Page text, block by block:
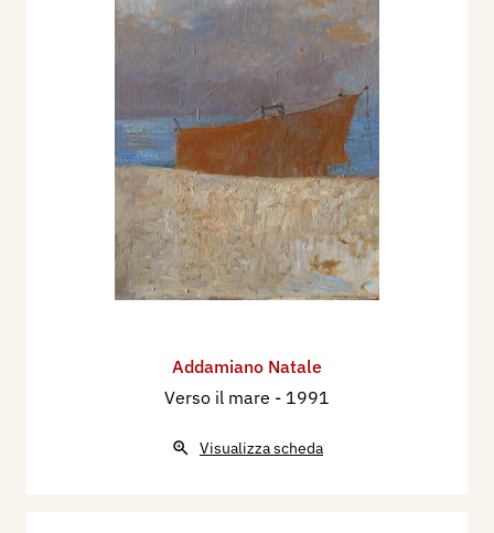
Addamiano Natale
Verso il mare - 1991
Visualizza scheda